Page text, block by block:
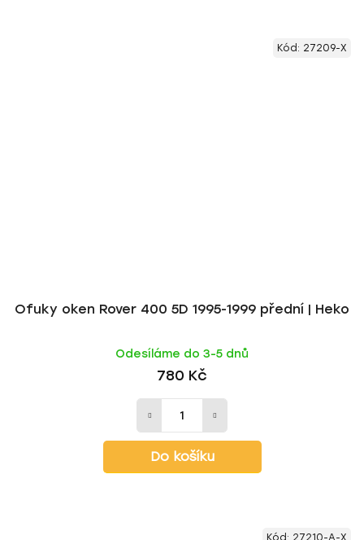
Ofuky oken Rover 400 5D 1995-1999 přední | Heko
Odesíláme do 3-5 dnů
780 Kč
Do košíku
Kód: 27209-X
Kód: 27210-A-X